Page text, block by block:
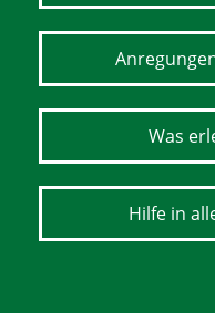
Was
Hilfe in